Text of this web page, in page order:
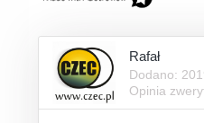
Rafał
Dodano:
Opinia